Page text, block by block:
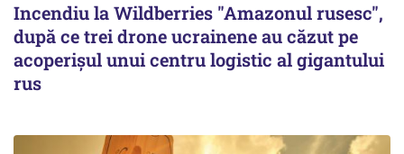
Incendiu la Wildberries "Amazonul rusesc",
după ce trei drone ucrainene au căzut pe
acoperişul unui centru logistic al gigantului
rus